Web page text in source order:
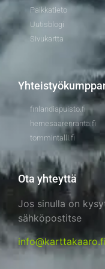
Paikkatieto
Uutisblogi
Sivukartta
finlandiapuisto.fi
hernesaarenranta.fi
tommintalli.fi
Ota yhteyttä
Jos sinulla on
sähköpostitse